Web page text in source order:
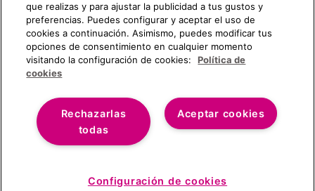
que realizas y para ajustar la publicidad a tus gustos y
preferencias. Puedes configurar y aceptar el uso de
cookies a continuación. Asimismo, puedes modificar tus
opciones de consentimiento en cualquier momento
visitando la configuración de cookies:
Política de
cookies
Aceptar cookies
Rechazarlas
todas
Configuración de cookies